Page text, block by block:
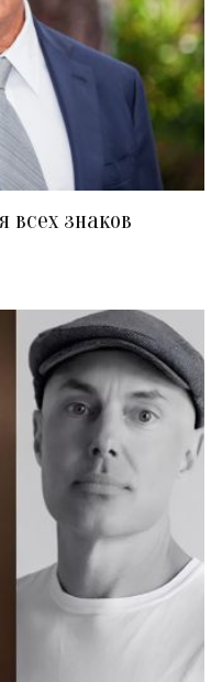
всех знаков